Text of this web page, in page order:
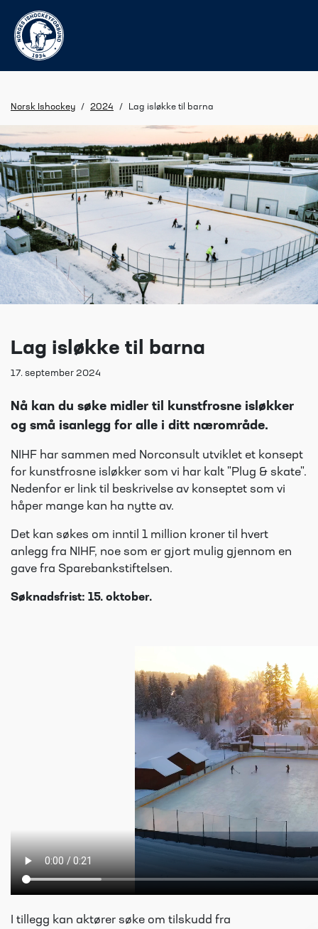
Norsk Ishockey / 2024 / Lag isløkke til barna
Lag isløkke til barna
17. september 2024
Nå kan du søke midler til kunstfrosne isløkker
og små isanlegg for alle i ditt nærområde.
NIHF har sammen med Norconsult utviklet et konsept
for kunstfrosne isløkker som vi har kalt "Plug & skate".
Nedenfor er link til beskrivelse av konseptet som vi
håper mange kan ha nytte av.
Det kan søkes om inntil 1 million kroner til hvert
anlegg fra NIHF, noe som er gjort mulig gjennom en
gave fra Sparebankstiftelsen.
Søknadsfrist: 15. oktober.
I tillegg kan aktører søke om tilskudd fra